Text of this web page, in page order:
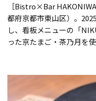
［Bistro×Bar
都府京都市東山区）。
し、看板メニューの「
った京たまご・茶乃月を